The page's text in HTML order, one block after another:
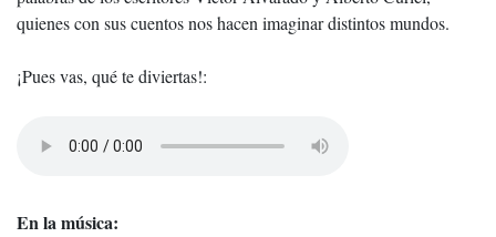
quienes con sus cuentos nos hacen imaginar distintos mundos.
¡Pues vas, qué te diviertas!:
En la música: